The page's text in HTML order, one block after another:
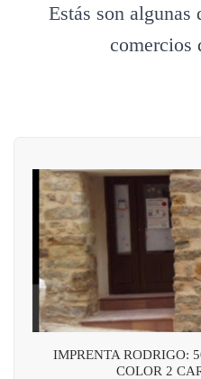
Estás son algunas
comercios
IMPRENTA RODRIGO:
COLOR 2